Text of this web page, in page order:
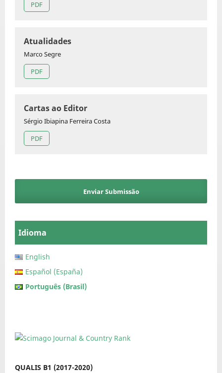
PDF
Atualidades
Marco Segre
PDF
Cartas ao Editor
Sérgio Ibiapina Ferreira Costa
PDF
Enviar Submissão
Idioma
English
Español (España)
Português (Brasil)
QUALIS B1 (2017-2020)